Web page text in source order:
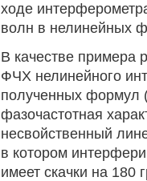
ходе
волн в нелинейных
В качестве примера
ФЧХ нелинейного
полученных формул
фазочастотная
несвойственный
в котором
имеет скачки на